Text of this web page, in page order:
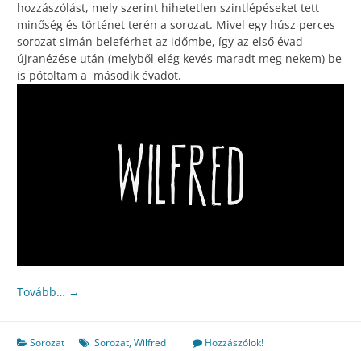
hozzászólást, mely szerint hihetetlen szintlépéseket tett
minőség és történet terén a sorozat. Mivel egy húsz perces
sorozat simán beleférhet az időmbe, így az első évad
újranézése után (melyből elég kevés maradt meg nekem) be
is pótoltam a második évadot.
Tovább… →
Sorozat Sorozat,Wilfred Hozzászólok!